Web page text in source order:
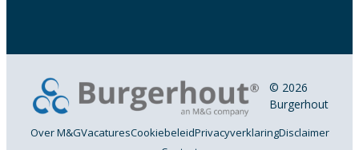
© 2026
Burgerhout
Over M&GVacaturesCookiebeleidPrivacyverklaringDisclaimer